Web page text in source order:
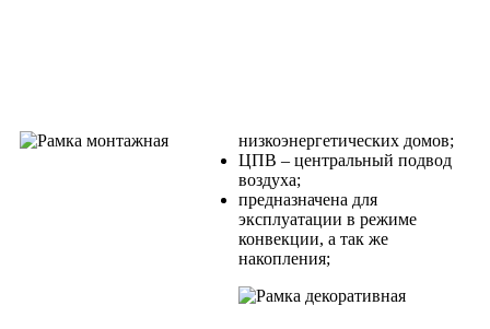
низкоэнергетических домов;
ЦПВ – центральный подвод
воздуха;
предназначена для
эксплуатации в режиме
конвекции, а так же
накопления;